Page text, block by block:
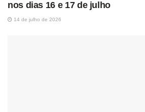
nos dias 16 e 17 de julho
14 de julho de 2026